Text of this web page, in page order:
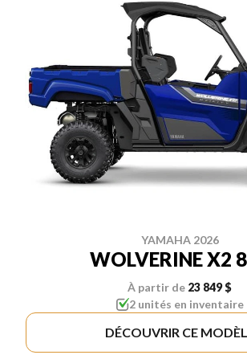
YAMAHA 2026
WOLVERINE X2
À partir de 23 849 $
2 unités en inventaire
DÉCOUVRIR CE